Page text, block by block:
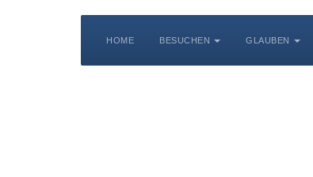
HOME BESUCHEN GLAUBEN